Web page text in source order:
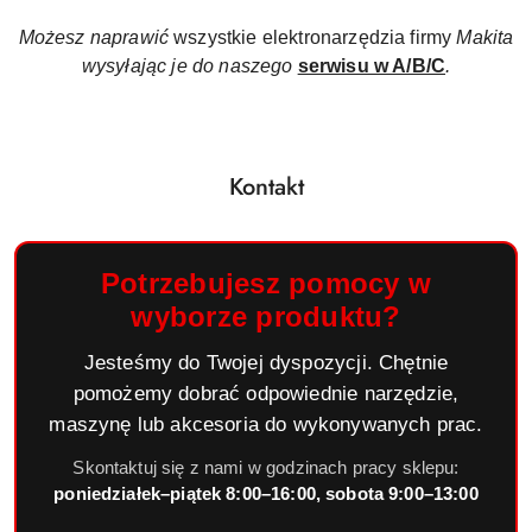
Możesz naprawićwszystkie elektronarzędzia firmy Makita
wysyłając je do naszego serwisu w A/B/C.
Kontakt
Potrzebujesz pomocy w
wyborze produktu?
Jesteśmy do Twojej dyspozycji. Chętnie
pomożemy dobrać odpowiednie narzędzie,
maszynę lub akcesoria do wykonywanych prac.
Skontaktuj się z nami w godzinach pracy sklepu:
poniedziałek–piątek 8:00–16:00, sobota 9:00–13:00